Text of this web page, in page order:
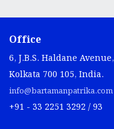
Office
6, J.B.S. Haldane Avenue,
Kolkata 700 105, India.
info@bartamanpatrika.com
+91 - 33 2251 3292 / 93